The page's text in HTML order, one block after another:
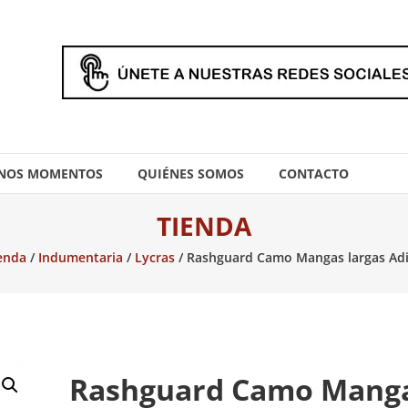
MOMENTOS QUIÉNES SOMOS CONTACTO
TIENDA
/ Indumentaria / Lycras/ Rashguard Camo Mangas largas
Rashguard Camo